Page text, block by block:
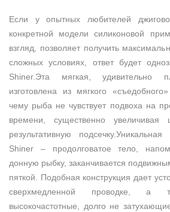
Если у опытных любителей
конкретной модели силиконовой
взгляд, позволяет получить
сложных условиях, ответ будет
Shiner.Эта мягкая, удивительно
изготовлена из мягкого
чему рыба не чувствует подвоха на
времени, существенно
результативную
Shiner – продолговатое тело,
донную рыбку, заканчивается
пяткой. Подобная конструкция дает
сверхмедленной проводке, а
высокочастотные, долго не